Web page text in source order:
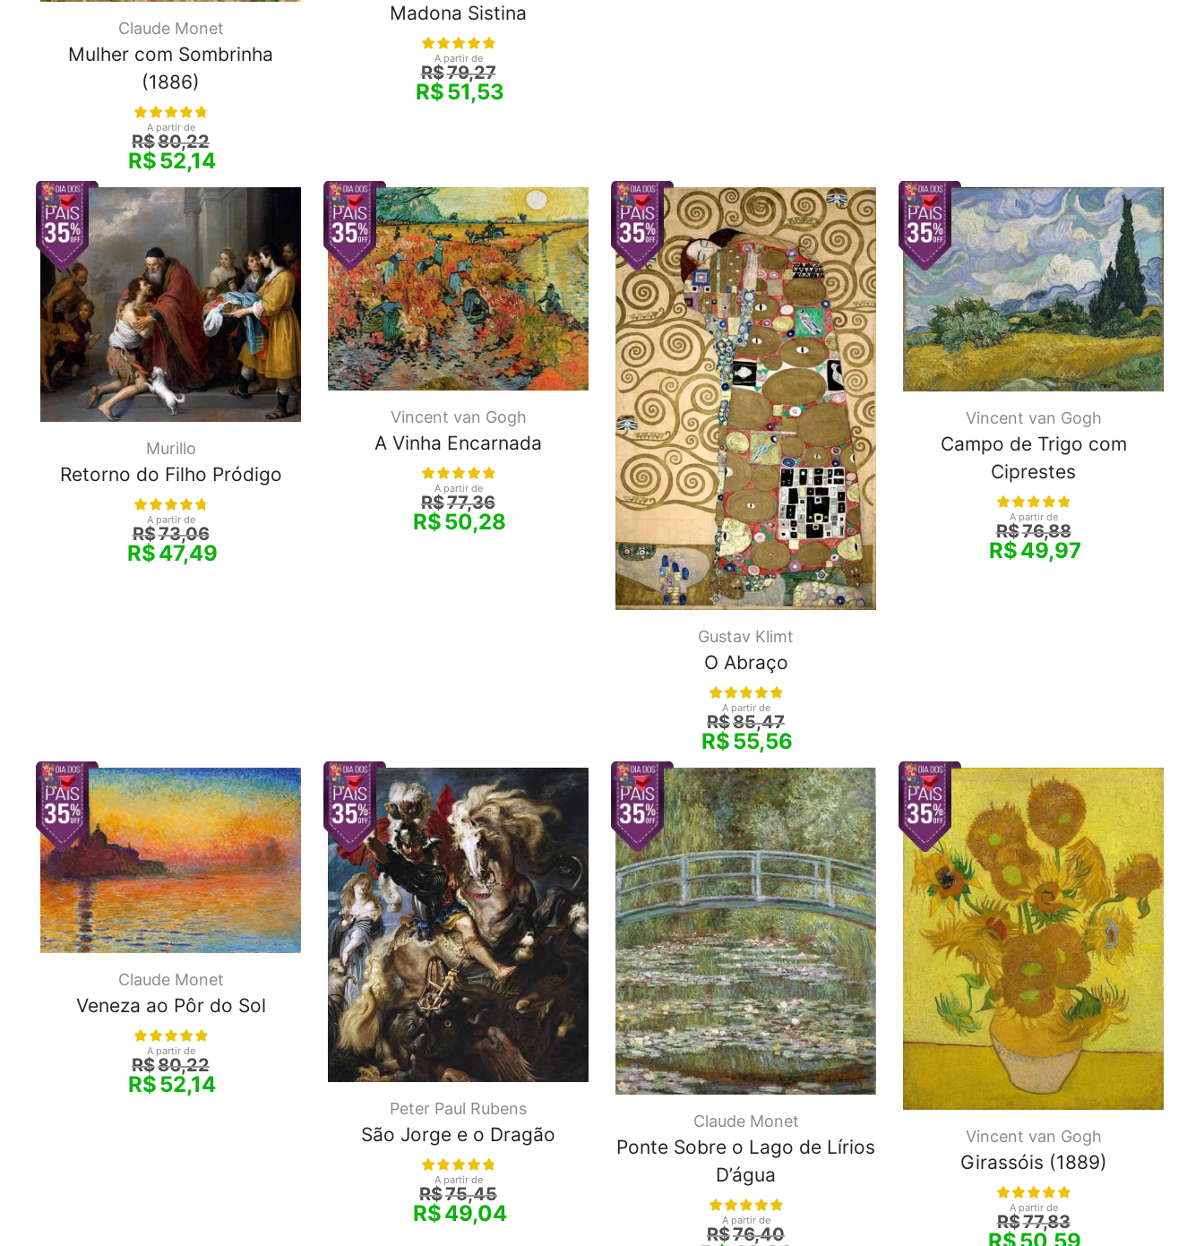
Claude Monet
Mulher com Sombrinha
(1886)
A partir de
R$80,22
R$52,14
Madona Sistina
A partir de
R$79,27
R$51,53
Murillo
Retorno do Filho Pródigo
A partir de
R$73,06
R$47,49
Vincent van Gogh
A Vinha Encarnada
A partir de
R$77,36
R$50,28
Gustav Klimt
O Abraço
A partir de
R$85,47
R$55,56
Vincent van Gogh
Campo de Trigo com
Ciprestes
A partir de
R$76,88
R$49,97
Claude Monet
Veneza ao Pôr do Sol
A partir de
R$80,22
R$52,14
Peter Paul Rubens
São Jorge e o Dragão
A partir de
R$75,45
R$49,04
Claude Monet
Ponte Sobre o Lago de Lírios
D’água
A partir de
R$76,40
Vincent van Gogh
Girassóis (1889)
A partir de
R$77,83